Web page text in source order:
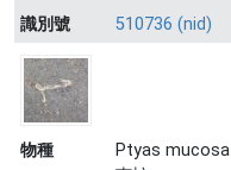
識別號
510736 (nid)
物種
Ptyas mucosa